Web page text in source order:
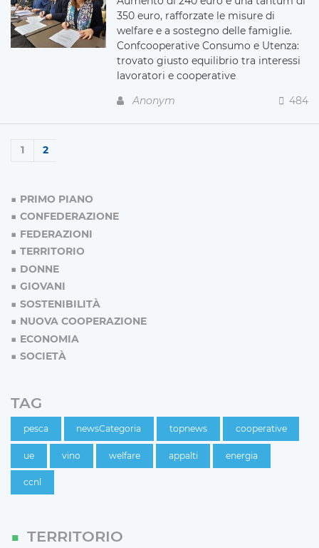
350 euro, rafforzate le misure di
welfare e a sostegno delle famiglie.
Confcooperative Consumo e Utenza:
trovato giusto equilibrio tra interessi
lavoratori e cooperative
Anonym
484
1 2
PRIMO PIANO
CONFEDERAZIONE
FEDERAZIONI
TERRITORIO
DONNE
GIOVANI
SOSTENIBILITÀ
NUOVA COOPERAZIONE
ECONOMIA
SOCIETÀ
TAG
pesca newsCategoria topnews cooperative
ue vino welfare appalti energia
ccnl
TERRITORIO